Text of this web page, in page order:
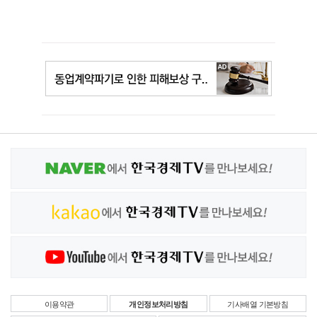
이용약관 개인정보처리방침 기사배열 기본방침